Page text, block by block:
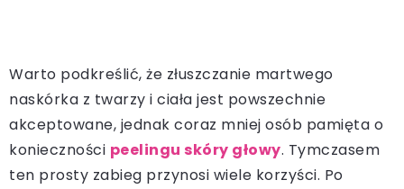
Warto podkreślić, że złuszczanie martwego
naskórka z twarzy i ciała jest powszechnie
akceptowane, jednak coraz mniej osób pamięta o
konieczności peelingu skóry głowy. Tymczasem
ten prosty zabieg przynosi wiele korzyści. Po